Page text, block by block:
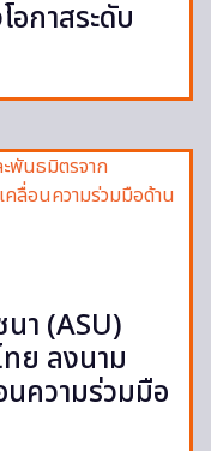
กาสระดับ
า (ASU)
ย ลงนาม
นความร่วมมือ